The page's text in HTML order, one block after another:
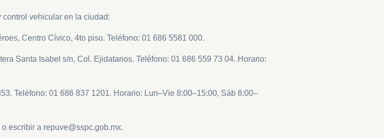
vehicular en la ciudad:
Centro Cívico, 4to piso. Teléfono: 01 686 5581 000.
Santa Isabel s/n, Col. Ejidatarios. Teléfono: 01 686 559 73 04. Horario:
Teléfono: 01 686 837 1201. Horario: Lun–Vie 8:00–15:00, Sáb 8:00–
escribir a repuve@sspc.gob.mx.